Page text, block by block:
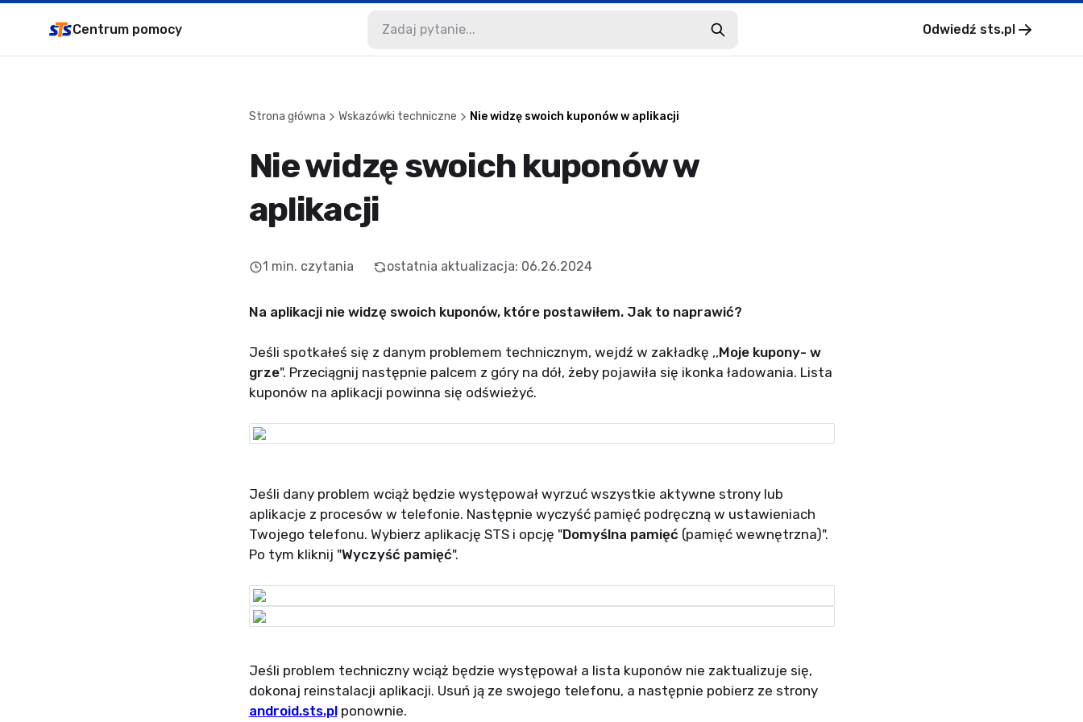
Centrum pomocy Odwiedź sts.pl
Strona główna Wskazówki techniczne Nie widzę swoich kuponów w aplikacji
Nie widzę swoich kuponów w
aplikacji
1 min. czytania ostatnia aktualizacja: 06.26.2024
Na aplikacji nie widzę swoich kuponów, które postawiłem. Jak to naprawić?
Jeśli spotkałeś się z danym problemem technicznym, wejdź w zakładkę ,,Moje kupony- w
grze". Przeciągnij następnie palcem z góry na dół, żeby pojawiła się ikonka ładowania. Lista
kuponów na aplikacji powinna się odświeżyć.
Jeśli dany problem wciąż będzie występował wyrzuć wszystkie aktywne strony lub
aplikacje z procesów w telefonie. Następnie wyczyść pamięć podręczną w ustawieniach
Twojego telefonu. Wybierz aplikację STS i opcję "Domyślna pamięć (pamięć wewnętrzna)".
Po tym kliknij "Wyczyść pamięć".
Jeśli problem techniczny wciąż będzie występował a lista kuponów nie zaktualizuje się,
dokonaj reinstalacji aplikacji. Usuń ją ze swojego telefonu, a następnie pobierz ze strony
android.sts.plponownie.